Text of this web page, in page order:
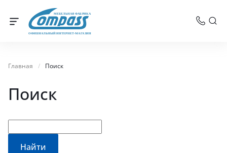
МЕБЕЛЬНАЯ ФАБРИКА
ОФИЦИАЛЬНЫЙ ИНТЕРНЕТ-МАГАЗИН
Главная / Поиск
Поиск
Найти